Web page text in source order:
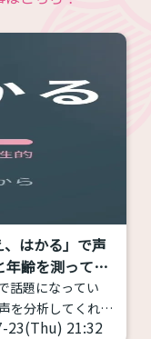
、はかる」で声
年齢を測ってみ
話題になってい
を分析してくれる
してみました！ 声
23(Thu) 21:32